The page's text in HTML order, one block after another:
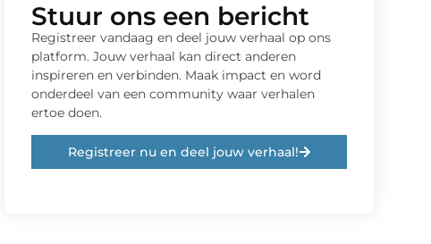
Stuur ons een bericht
Registreer vandaag en deel jouw verhaal op ons
platform. Jouw verhaal kan direct anderen
inspireren en verbinden. Maak impact en word
onderdeel van een community waar verhalen
ertoe doen.
Registreer nu en deel jouw verhaal!